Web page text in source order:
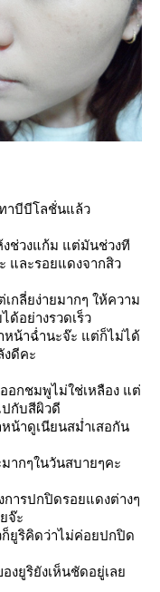
าบีบีโลชั่นแล้ว
ช่วงแก้ม แต่มันช่วงที
และรอยแดงจากสิว
กลี่ยง่ายมากๆ ให้ความ
ด้อย่างรวดเร็ว
น้าฉ่ำนะจ๊ะ แต่ก็ไม่ได้
ดีคะ
กชมพูไม่ใช่เหลือง แต่
กับสีผิวดี
น้าดูเนียนสม่ำเสอกัน
ากๆในวันสบายๆคะ
การปกปิดรอยแดงต่างๆ
จ๊ะ
ยูริคิดว่าไม่ค่อยปกปิด
องยูริยังเห็นชัดอยู่เล